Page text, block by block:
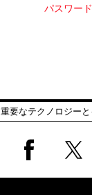
パスワー
重要なテクノロジー